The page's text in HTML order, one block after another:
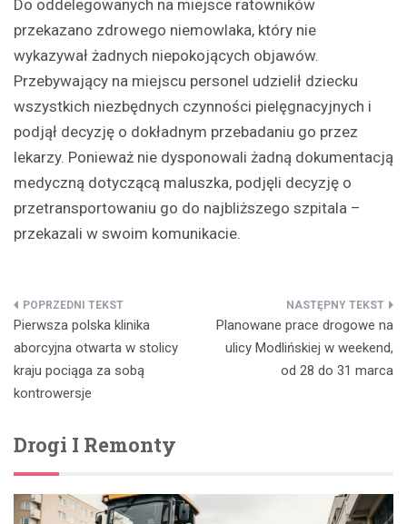
Do oddelegowanych na miejsce ratowników
przekazano zdrowego niemowlaka, który nie
wykazywał żadnych niepokojących objawów.
Przebywający na miejscu personel udzielił dziecku
wszystkich niezbędnych czynności pielęgnacyjnych i
podjął decyzję o dokładnym przebadaniu go przez
lekarzy. Ponieważ nie dysponowali żadną dokumentacją
medyczną dotyczącą maluszka, podjęli decyzję o
przetransportowaniu go do najbliższego szpitala –
przekazali w swoim komunikacie.
Nawigacja
wpisu
Pierwsza polska klinika
aborcyjna otwarta w stolicy
kraju pociąga za sobą
kontrowersje
Planowane prace drogowe na
ulicy Modlińskiej w weekend,
od 28 do 31 marca
Drogi I Remonty